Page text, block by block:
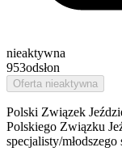
nieaktywna
953odsłon
Oferta nieaktywna
Polski Związek
Polskiego Związku
specjalisty/młodszego